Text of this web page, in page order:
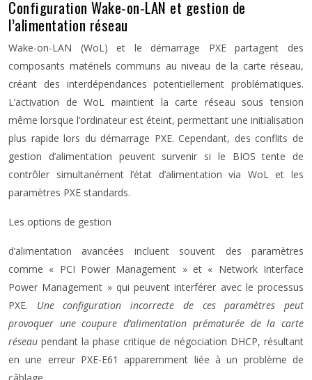
Configuration Wake-on-LAN et gestion de
l’alimentation réseau
Wake-on-LAN (WoL) et le démarrage PXE partagent des
composants matériels communs au niveau de la carte réseau,
créant des interdépendances potentiellement problématiques.
L’activation de WoL maintient la carte réseau sous tension
même lorsque l’ordinateur est éteint, permettant une initialisation
plus rapide lors du démarrage PXE. Cependant, des conflits de
gestion d’alimentation peuvent survenir si le BIOS tente de
contrôler simultanément l’état d’alimentation via WoL et les
paramètres PXE standards.
Les options de gestion
d’alimentation avancées incluent souvent des paramètres
comme « PCI Power Management » et « Network Interface
Power Management » qui peuvent interférer avec le processus
PXE. Une configuration incorrecte de ces paramètres peut
provoquer une coupure d’alimentation prématurée de la carte
réseau pendant la phase critique de négociation DHCP, résultant
en une erreur PXE-E61 apparemment liée à un problème de